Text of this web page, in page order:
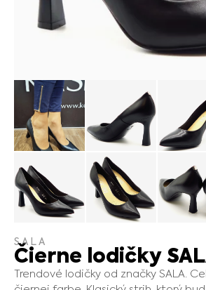
SALA
Čierne lodičky
Trendové lodičky od značky SALA.